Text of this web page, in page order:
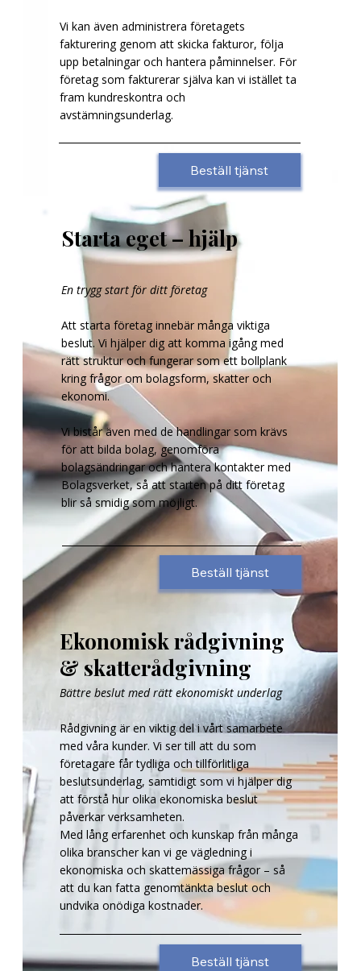
Vi kan även administrera företagets
fakturering genom att skicka fakturor, följa
upp betalningar och hantera påminnelser. För
företag som fakturerar själva kan vi istället ta
fram kundreskontra och
avstämningsunderlag.
Beställ tjänst
Starta eget – hjälp
En trygg start för ditt företag
Att starta företag innebär många viktiga
beslut. Vi hjälper dig att komma igång med
rätt struktur och fungerar som ett bollplank
kring frågor om bolagsform, skatter och
ekonomi.
Vi bistår även med de handlingar som krävs
för att bilda bolag, genomföra
bolagsändringar och hantera kontakter med
Bolagsverket, så att starten på ditt företag
blir så smidig som möjligt.
Beställ tjänst
Ekonomisk rådgivning
& skatterådgivning
Bättre beslut med rätt ekonomiskt underlag
Rådgivning är en viktig del i vårt samarbete
med våra kunder. Vi ser till att du som
företagare får tydliga och tillförlitliga
beslutsunderlag, samtidigt som vi hjälper dig
att förstå hur olika ekonomiska beslut
påverkar verksamheten.
Med lång erfarenhet och kunskap från många
olika branscher kan vi ge vägledning i
ekonomiska och skattemässiga frågor – så
att du kan fatta genomtänkta beslut och
undvika onödiga kostnader.
Beställ tjänst